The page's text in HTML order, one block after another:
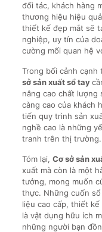
đối tác, khách hàng
thương hiệu hiệu
thiết kế đẹp mắt sẽ
nghiệp, uy tín của
cường mối quan hệ
Trong bối cảnh cạnh
sở sản xuất sổ tay
nâng cao chất lượng
càng cao của khách
tiến quy trình sản
nghề cao là những
tranh trên thị trường.
Tóm lại, Cơ sở sản
xuất mà còn là một
tưởng, mong muốn
thực. Những cuốn
liệu cao cấp, thiết
là vật dụng hữu ích
những người bạn